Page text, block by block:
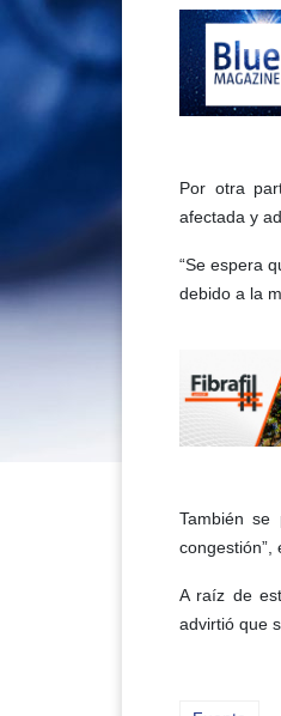
Por otra
afectada y
“Se espera
debido a la
También se
congestión”,
A raíz de
advirtió que